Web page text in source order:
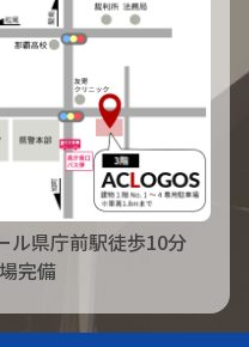
ル県庁前駅徒歩10分
完備